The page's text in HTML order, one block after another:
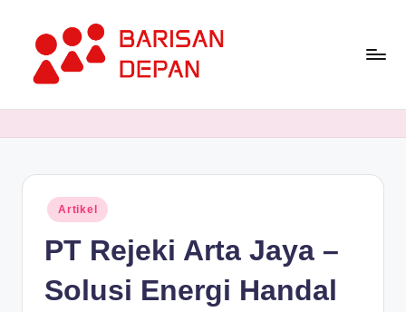
content
Terupdate
Posted
in
Artikel
PT Rejeki Arta Jaya –
Solusi Energi Handal